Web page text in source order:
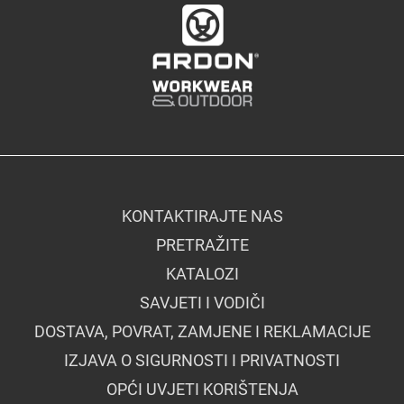
KONTAKTIRAJTE NAS
PRETRAŽITE
KATALOZI
SAVJETI I VODIČI
DOSTAVA, POVRAT, ZAMJENE I REKLAMACIJE
IZJAVA O SIGURNOSTI I PRIVATNOSTI
OPĆI UVJETI KORIŠTENJA